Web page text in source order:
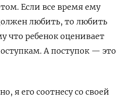
Если все время ему
любить, то любить
что ребенок оценивает
А поступок — это
я его соотнесу со своей